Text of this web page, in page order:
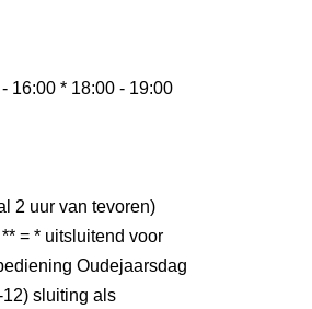
16:00 * 18:00 - 19:00
2 uur van tevoren)
= * uitsluitend voor
Oudejaarsdag
sluiting als